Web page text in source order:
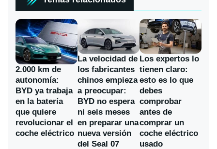
2.000 km de
autonomía:
BYD ya trabaja
en la batería
que quiere
revolucionar el
coche eléctrico
La velocidad de
los fabricantes
chinos empieza
a preocupar:
BYD no espera
ni seis meses
en preparar una
nueva versión
del Seal 07
Los expertos lo
tienen claro:
esto es lo que
debes
comprobar
antes de
comprar un
coche eléctrico
usado